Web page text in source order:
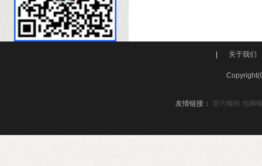
关于我们
友情链接： 管片螺栓 地脚